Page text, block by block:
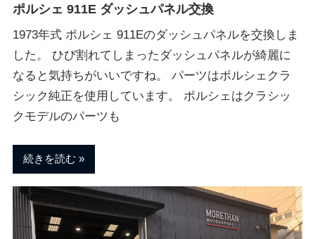
ポルシェ 911E ダッシュパネル交換
1973年式 ポルシェ 911Eのダッシュパネルを交換しま
した。 ひび割れてしまったダッシュパネルが綺麗に
なると気持ちがいいですね。 パーツはポルシェクラ
シック純正を使用しています。 ポルシェはクラシッ
クモデルのパーツも
続きを読む